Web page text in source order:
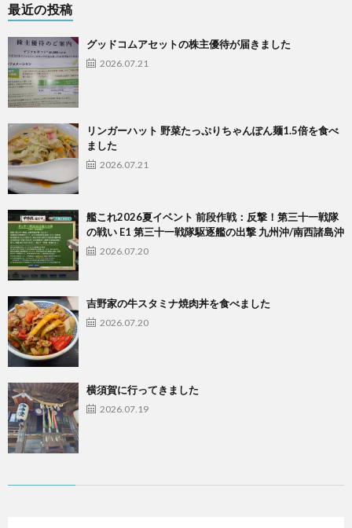
最近の投稿
グッドコムアセットの株主優待が届きました
2026.07.21
リンガーハット 野菜たっぷりちゃんぽん麺1.5倍を食べ
ました
2026.07.21
艦これ2026夏イベント 前段作戦：反撃！第三十一戦隊
の戦い E1 第三十一戦隊駆逐艦の出撃 九州沖/南西諸島沖
2026.07.20
吉野家の牛スタミナ焼肉丼を食べました
2026.07.20
横須賀に行ってきました
2026.07.19